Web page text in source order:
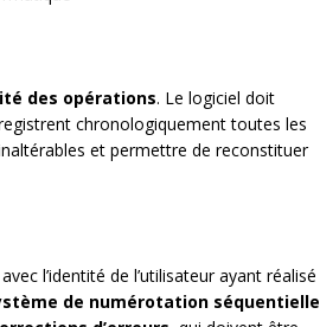
des opérations. Le logiciel doit
chronologiquement toutes les
et permettre de reconstituer
l’identité de l’utilisateur ayant réalisé
de numérotation séquentielle